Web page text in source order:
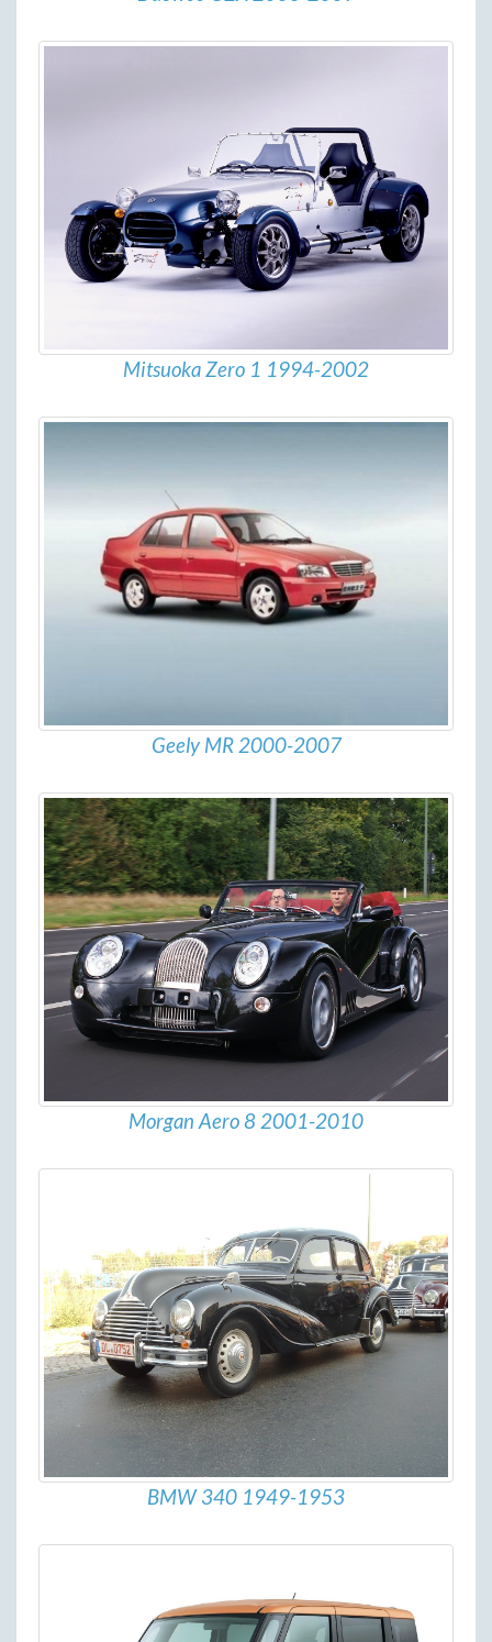
Mitsuoka Zero 1 1994-2002
Geely MR 2000-2007
Morgan Aero 8 2001-2010
BMW 340 1949-1953